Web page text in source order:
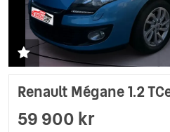
Renault Mégane 1.2
59 900 kr